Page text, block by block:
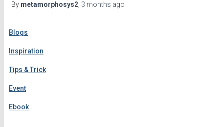
By metamorphosys2, 3 months ago
Blogs
Inspiration
Tips & Trick
Event
Ebook